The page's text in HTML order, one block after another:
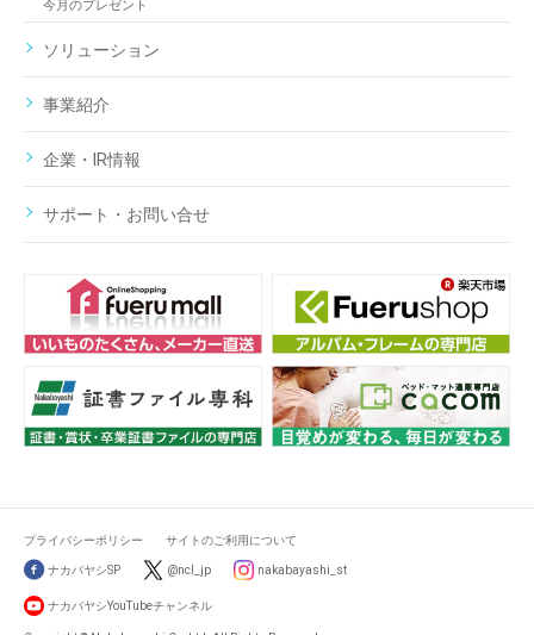
今月のプレゼント
ソリューション
事業紹介
企業・IR情報
サポート・お問い合せ
プライバシーポリシー サイトのご利用について
ナカバヤシSP @ncl_jp nakabayashi_st
ナカバヤシYouTubeチャンネル